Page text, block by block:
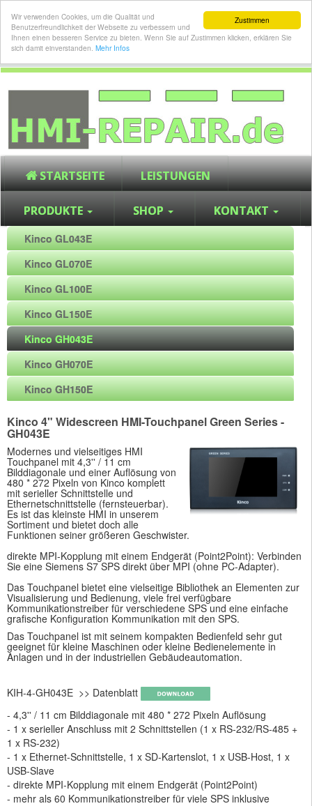
Zustimmen
Wir verwenden Cookies, um die Qualität und
Benutzerfreundlichkeit der Webseite zu verbessern und
Ihnen einen besseren Service zu bieten. Wenn Sie auf Zustimmen klicken, erklären Sie
sich damit einverstanden. Mehr Infos
STARTSEITE LEISTUNGEN
PRODUKTE SHOP KONTAKT
Kinco GL043E
Kinco GL070E
Kinco GL100E
Kinco GL150E
Kinco GH043E
Kinco GH070E
Kinco GH150E
Kinco 4" Widescreen HMI-Touchpanel Green Series -
GH043E
Modernes und vielseitiges HMI
Touchpanel mit 4,3'' / 11 cm
Bilddiagonale und einer Auflösung von
480 * 272 Pixeln von Kinco komplett
mit serieller Schnittstelle und
Ethernetschnittstelle (fernsteuerbar).
Es ist das kleinste HMI in unserem
Sortiment und bietet doch alle
Funktionen seiner größeren Geschwister.
direkte MPI-Kopplung mit einem Endgerät (Point2Point): Verbinden
Sie eine Siemens S7 SPS direkt über MPI (ohne PC-Adapter).
Das Touchpanel bietet eine vielseitige Bibliothek an Elementen zur
Visualisierung und Bedienung, viele frei verfügbare
Kommunikationstreiber für verschiedene SPS und eine einfache
grafische Konfiguration Kommunikation mit den SPS.
Das Touchpanel ist mit seinem kompakten Bedienfeld sehr gut
geeignet für kleine Maschinen oder kleine Bedienelemente in
Anlagen und in der industriellen Gebäudeautomation.
KIH-4-GH043E >> Datenblatt
- 4,3'' / 11 cm Bilddiagonale mit 480 * 272 Pixeln Auflösung
- 1 x serieller Anschluss mit 2 Schnittstellen (1 x RS-232/RS-485 +
1 x RS-232)
- 1 x Ethernet-Schnittstelle, 1 x SD-Kartenslot, 1 x USB-Host, 1 x
USB-Slave
- direkte MPI-Kopplung mit einem Endgerät (Point2Point)
- mehr als 60 Kommunikationstreiber für viele SPS inklusive